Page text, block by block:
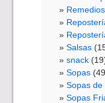
Salsas
snack
Sopas
Sopas de
Sopas